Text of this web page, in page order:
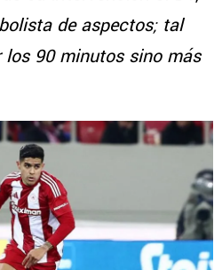
de aspectos; tal
90 minutos sino más